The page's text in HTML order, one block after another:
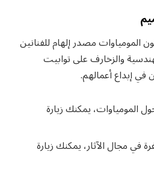
المومياوات مصدر إلهام للفنانين
والزخارف على توابيت
في إبداع أعمالهم.
المومياوات، يمكنك زيارة
مجال الآثار، يمكنك زيارة